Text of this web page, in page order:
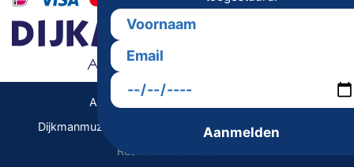
Dijkmanmuziek 2026 © | Alle rechten voorbehouden
Realisatie De Websmid
Algemene Voorwaarden | Privacy
Aanmelden